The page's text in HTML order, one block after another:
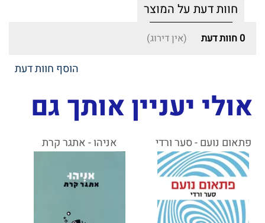
חוות דעת על המוצר
0 חוות דעת (אין דירוג)
הוסף חוות דעת
אולי יעניין אותך גם
פתאום נועם - סער ורדי אניהו - אתגר קרת